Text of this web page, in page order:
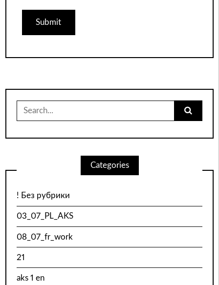
for:
Categories
! Без рубрики
03_07_PL_AKS
08_07_fr_work
21
aks 1 en